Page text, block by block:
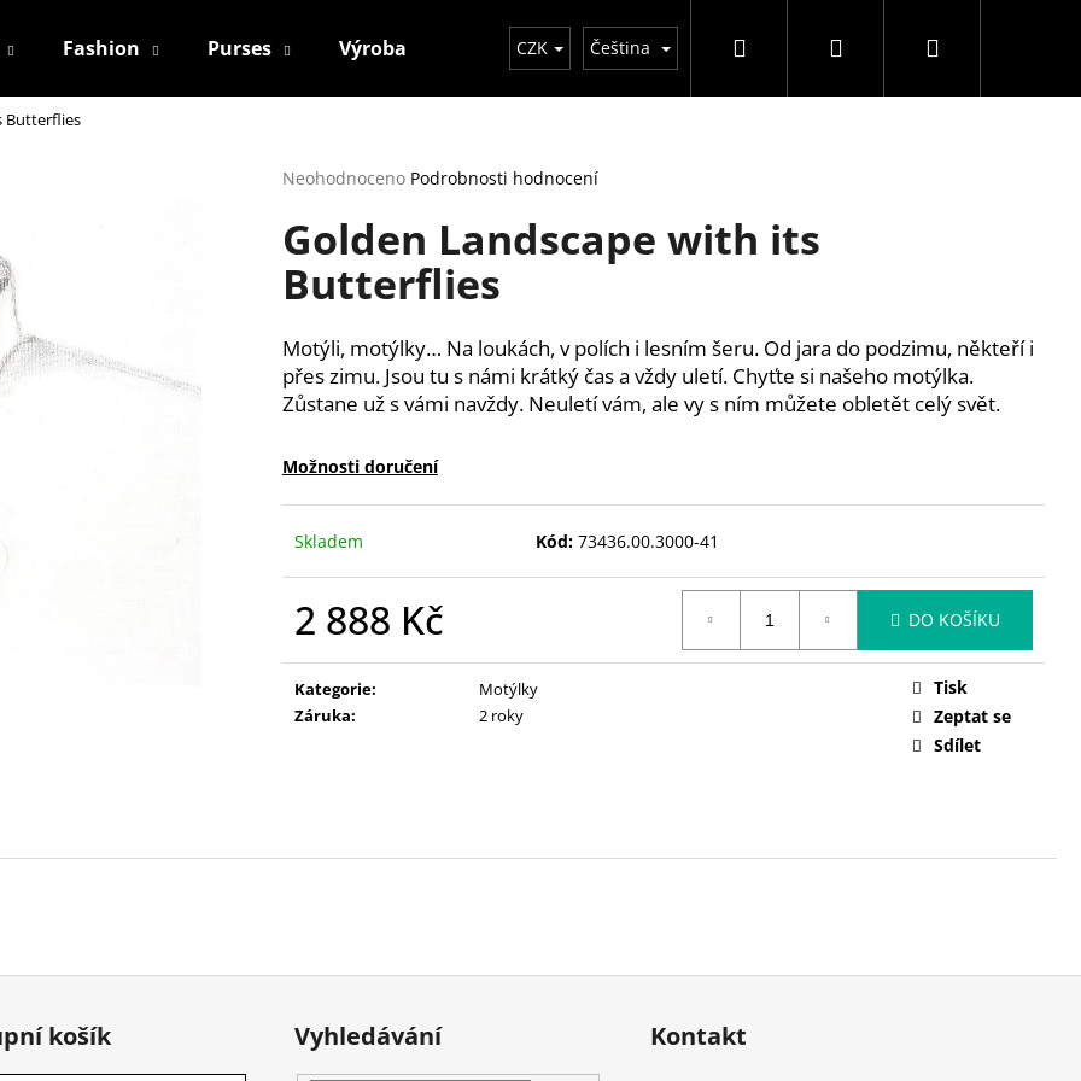
Fashion Purses Výroba Kontakty
CZK Čeština Hledat PřihlášeníNákupní
Butterflies
Průměrné
produktu
je
0,0
hvězdiček.
Neohodnoceno Podrobnosti hodnocení
Golden Landscape with its
Butterflies
Motýli, motýlky… Na loukách, v polích i lesním šeru. Od jara do podzimu, někteří i
přes zimu. Jsou tu s námi krátký čas a vždy uletí. Chyťte si našeho motýlka.
Zůstane už s vámi navždy. Neuletí vám, ale vy s ním můžete obletět celý svět.
Možnosti doručení
Skladem Kód: 73436.00.3000-41
2 888 Kč DO KOŠÍKU
Kategorie:
Motýlky
Záruka: 2 roky
Tisk
Zeptat se
Sdílet
Co potřebujete najít?
HLEDAT
košík Vyhledávání Kontakt